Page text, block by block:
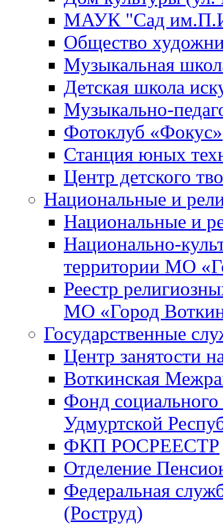
МАУК "Сад
Общество
Музыкальная
Детская школа
Музыкально-
Фотоклуб «Фокус»
Станция юных
Центр детского
Национальные и
Национальные и
Национально-
территории МО
Реестр
МО «Город
Государственные
Центр занятости
Воткинская
Фонд
Удмуртской
ФКП РОСРЕЕСТР
Отделение
Федеральная
(Роструд)